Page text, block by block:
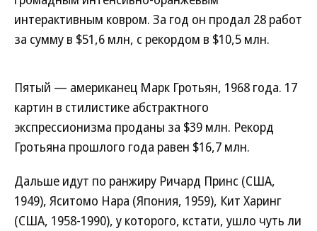
интерактивным ковром. За год он продал 28 работ
за сумму в $51,6 млн, с рекордом в $10,5 млн.
Пятый — американец Марк Гротьян, 1968 года. 17
картин в стилистике абстрактного
экспрессионизма проданы за $39 млн. Рекорд
Гротьяна прошлого года равен $16,7 млн.
Дальше идут по ранжиру Ричард Принс (США,
1949), Яситомо Нара (Япония, 1959), Кит Харинг
(США, 1958-1990), у которого, кстати, ушло чуть ли